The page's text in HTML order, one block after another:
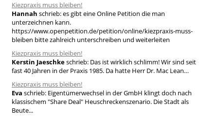
n
n
a
c
h
:
Kiezpraxis muss bleiben!
Hannah schrieb:es gibt eine Online Petition die man
unterzeichnen kann.
https://www.openpetition.de/petition/online/kiezpraxis-muss-
bleiben bitte zahlreich unterschreiben und weiterleiten
Kiezpraxis muss bleiben!
Kerstin Jaeschkeschrieb: Das ist wirklich schlimm! Wir sind seit
fast 40 Jahren in der Praxis 1985. Da hatte Herr Dr. Mac Lean…
Kiezpraxis muss bleiben!
Eva schrieb: Eigentümerwechsel in der GmbH klingt doch nach
klassischem "Share Deal" Heuschreckenszenario. Die Stadt als
Beute...